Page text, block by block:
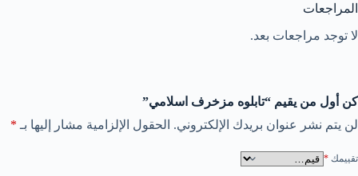
المراجعات
لا توجد مراجعات بعد.
كن أول من يقيم “تابلوه مزخرف اسلامي”
لن يتم نشر عنوان بريدك الإلكتروني. الحقول الإلزامية مشار إليها بـ *
تقييمك *